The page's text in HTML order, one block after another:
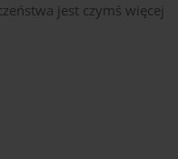
jest czymś więcej